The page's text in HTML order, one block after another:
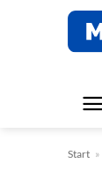
Start »